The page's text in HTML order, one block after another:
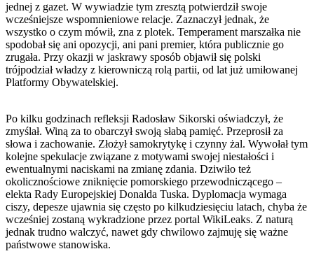
jednej z gazet. W wywiadzie tym zresztą potwierdził swoje
wcześniejsze wspomnieniowe relacje. Zaznaczył jednak, że
wszystko o czym mówił, zna z plotek. Temperament marszałka nie
spodobał się ani opozycji, ani pani premier, która publicznie go
zrugała. Przy okazji w jaskrawy sposób objawił się polski
trójpodział władzy z kierowniczą rolą partii, od lat już umiłowanej
Platformy Obywatelskiej.
Po kilku godzinach refleksji Radosław Sikorski oświadczył, że
zmyślał. Winą za to obarczył swoją słabą pamięć. Przeprosił za
słowa i zachowanie. Złożył samokrytykę i czynny żal. Wywołał tym
kolejne spekulacje związane z motywami swojej niestałości i
ewentualnymi naciskami na zmianę zdania. Dziwiło też
okolicznościowe zniknięcie pomorskiego przewodniczącego –
elekta Rady Europejskiej Donalda Tuska. Dyplomacja wymaga
ciszy, depesze ujawnia się często po kilkudziesięciu latach, chyba że
wcześniej zostaną wykradzione przez portal WikiLeaks. Z naturą
jednak trudno walczyć, nawet gdy chwilowo zajmuję się ważne
państwowe stanowiska.